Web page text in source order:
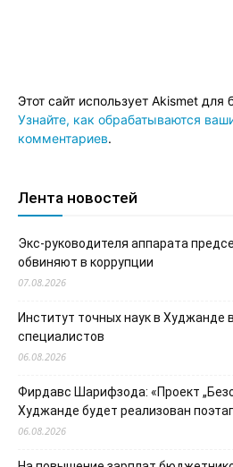
Этот сайт использует Akismet
Узнайте, как обрабатываются
комментариев.
Лента новостей
Экс-руководителя аппарата
обвиняют в коррупции
07.08.2026
Институт точных наук в Худжанде
специалистов
06.08.2026
Фирдавс Шарифзода: «Проект
Худжанде будет реализован
06.08.2026